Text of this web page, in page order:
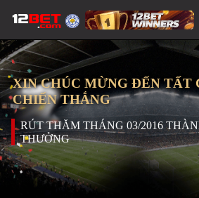
XIN CHÚC MỪNG ĐẾN TẤT
CHIẾN THẮNG
RÚT THĂM THÁNG 03/2016
THƯỞNG